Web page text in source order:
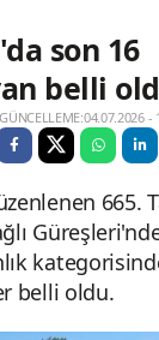
son 16
belli
GÜNCELLEME:04.07.2026 -
665.
belli oldu.